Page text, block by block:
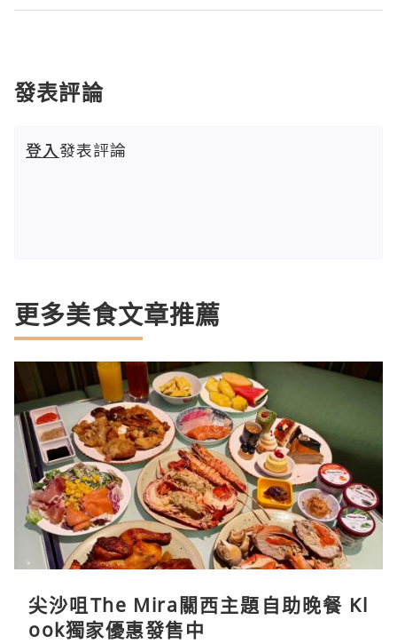
發表評論
登入發表評論
更多美食文章推薦
尖沙咀The Mira關西主題自助晚餐 Kl
ook獨家優惠發售中